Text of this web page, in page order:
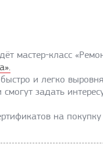
мастер-класс
и легко
смогут задать
на